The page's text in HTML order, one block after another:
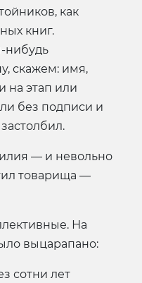
как
книг.
нибудь
скажем: имя,
на этап или
без подписи и
— и невольно
товарища —
На
выцарапано:
сотни лет